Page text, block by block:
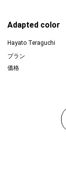
Adapted color
Hayato Teraguchi
プラン
価格